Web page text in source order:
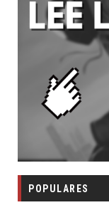
POPULARES